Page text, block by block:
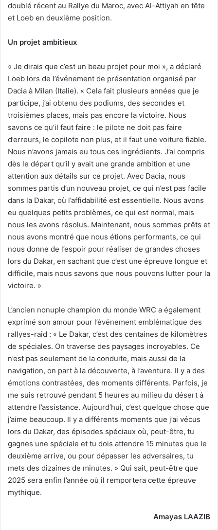
doublé récent au Rallye du Maroc, avec Al-Attiyah en tête
et Loeb en deuxième position.
Un projet ambitieux
« Je dirais que c’est un beau projet pour moi », a déclaré
Loeb lors de l’événement de présentation organisé par
Dacia à Milan (Italie). « Cela fait plusieurs années que je
participe, j’ai obtenu des podiums, des secondes et
troisièmes places, mais pas encore la victoire. Nous
savons ce qu’il faut faire : le pilote ne doit pas faire
d’erreurs, le copilote non plus, et il faut une voiture fiable.
Nous n’avons jamais eu tous ces ingrédients. J’ai compris
dès le départ qu’il y avait une grande ambition et une
attention aux détails sur ce projet. Avec Dacia, nous
sommes partis d’un nouveau projet, ce qui n’est pas facile
dans la Dakar, où l’affidabilité est essentielle. Nous avons
eu quelques petits problèmes, ce qui est normal, mais
nous les avons résolus. Maintenant, nous sommes prêts et
nous avons montré que nous étions performants, ce qui
nous donne de l’espoir pour réaliser de grandes choses
lors du Dakar, en sachant que c’est une épreuve longue et
difficile, mais nous savons que nous pouvons lutter pour la
victoire. »
L’ancien nonuple champion du monde WRC a également
exprimé son amour pour l’événement emblématique des
rallyes-raid : « Le Dakar, c’est des centaines de kilomètres
de spéciales. On traverse des paysages incroyables. Ce
n’est pas seulement de la conduite, mais aussi de la
navigation, on part à la découverte, à l’aventure. Il y a des
émotions contrastées, des moments différents. Parfois, je
me suis retrouvé pendant 5 heures au milieu du désert à
attendre l’assistance. Aujourd’hui, c’est quelque chose que
j’aime beaucoup. Il y a différents moments que j’ai vécus
lors du Dakar, des épisodes spéciaux où, peut-être, tu
gagnes une spéciale et tu dois attendre 15 minutes que le
deuxième arrive, ou pour dépasser les adversaires, tu
mets des dizaines de minutes. » Qui sait, peut-être que
2025 sera enfin l’année où il remportera cette épreuve
mythique.
Amayas LAAZIB